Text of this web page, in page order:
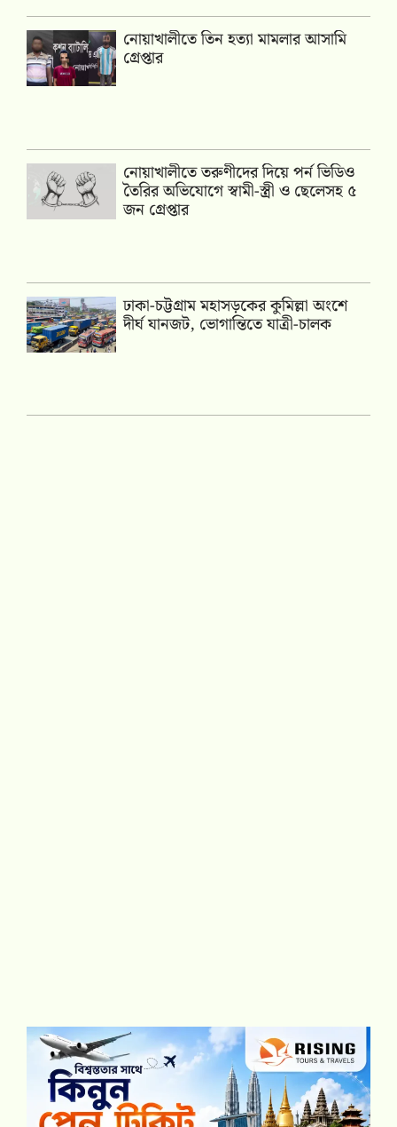
নোয়াখালীতে তিন হত্যা মামলার আসামি
গ্রেপ্তার
নোয়াখালীতে তরুণীদের দিয়ে পর্ন ভিডিও
তৈরির অভিযোগে স্বামী-স্ত্রী ও ছেলেসহ ৫
জন গ্রেপ্তার
ঢাকা-চট্টগ্রাম মহাসড়কের কুমিল্লা অংশে
দীর্ঘ যানজট, ভোগান্তিতে যাত্রী-চালক